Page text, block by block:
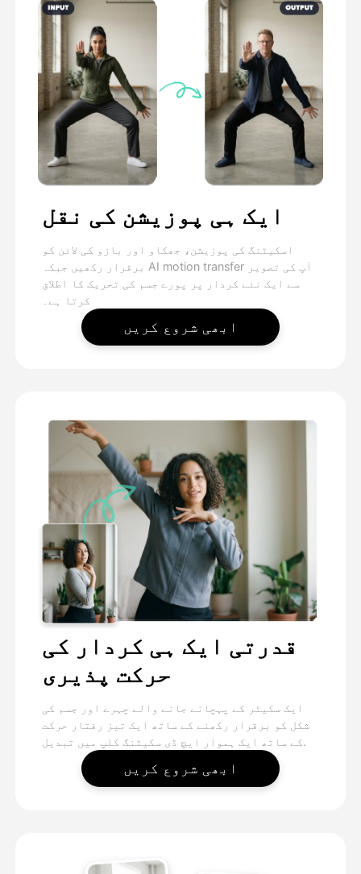
ایک ہی پوزیشن کی نقل
اسکیٹنگ کی پوزیشن، جھکاو اور بازو کی لائن کو
برقرار رکھیں جبکہ AI motion transfer آپ کی تصویر
سے ایک نئے کردار پر پورے جسم کی تحریک کا اطلاق
کرتا ہے۔
ابھی شروع کریں
قدرتی ایک ہی کردار کی
حرکت پذیری
ایک سکیٹر کے پہچانے جانے والے چہرے اور جسم کی
شکل کو برقرار رکھنے کے ساتھ ایک تیز رفتار حرکت
کے ساتھ ایک ہموار ایچ ڈی سکیٹنگ کلپ میں تبدیل.
ابھی شروع کریں